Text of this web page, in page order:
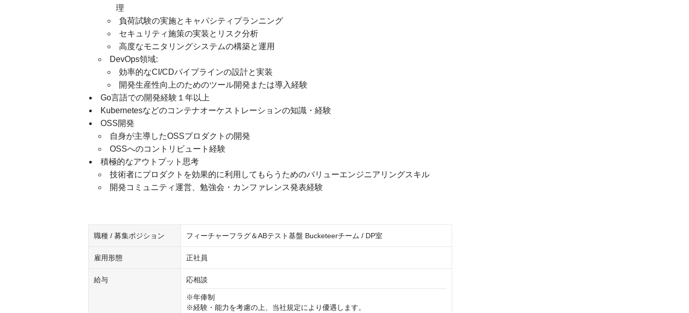
理
負荷試験の実施とキャパシティプランニング
セキュリティ施策の実装とリスク分析
高度なモニタリングシステムの構築と運用
DevOps領域:
効率的なCI/CDパイプラインの設計と実装
開発生産性向上のためのツール開発または導入経験
Go言語での開発経験１年以上
Kubernetesなどのコンテナオーケストレーションの知識・経験
OSS開発
自身が主導したOSSプロダクトの開発
OSSへのコントリビュート経験
積極的なアウトプット思考
技術者にプロダクトを効果的に利用してもらうためのバリューエンジニアリングスキル
開発コミュニティ運営、勉強会・カンファレンス発表経験
職種 / 募集ポジション フィーチャーフラグ＆ABテスト基盤 Bucketeerチーム / DP室
雇用形態 正社員
給与 応相談
※年俸制
※経験・能力を考慮の上、当社規定により優遇します。